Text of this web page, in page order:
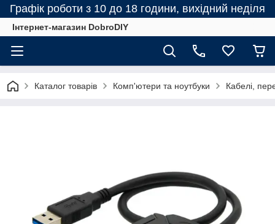
Графік роботи з 10 до 18 години, вихідний неділя
Інтернет-магазин DobroDIY
Каталог товарів Комп'ютери та ноутбуки Кабелі,